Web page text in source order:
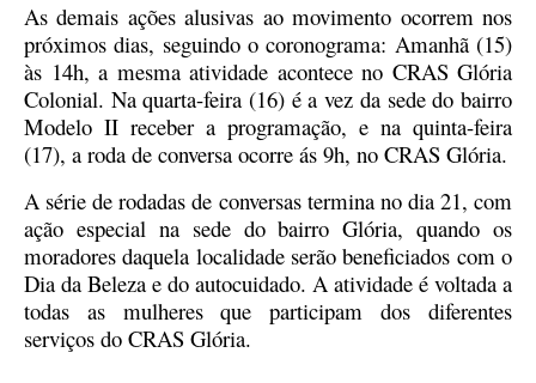
As demais ações alusivas ao movimento ocorrem nos
próximos dias, seguindo o coronograma: Amanhã (15)
às 14h, a mesma atividade acontece no CRAS Glória
Colonial. Na quarta-feira (16) é a vez da sede do bairro
Modelo II receber a programação, e na quinta-feira
(17), a roda de conversa ocorre ás 9h, no CRAS Glória.
A série de rodadas de conversas termina no dia 21, com
ação especial na sede do bairro Glória, quando os
moradores daquela localidade serão beneficiados com o
Dia da Beleza e do autocuidado. A atividade é voltada a
todas as mulheres que participam dos diferentes
serviços do CRAS Glória.